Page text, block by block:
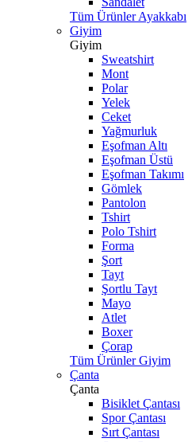
Tüm Ürünler Ayakkabı
Giyim
Giyim
Sweatshirt
Mont
Polar
Yelek
Ceket
Yağmurluk
Eşofman Altı
Eşofman Üstü
Eşofman Takımı
Gömlek
Pantolon
Tshirt
Polo Tshirt
Forma
Şort
Tayt
Şortlu Tayt
Mayo
Atlet
Boxer
Çorap
Tüm Ürünler Giyim
Çanta
Çanta
Bisiklet Çantası
Spor Çantası
Sırt Çantası